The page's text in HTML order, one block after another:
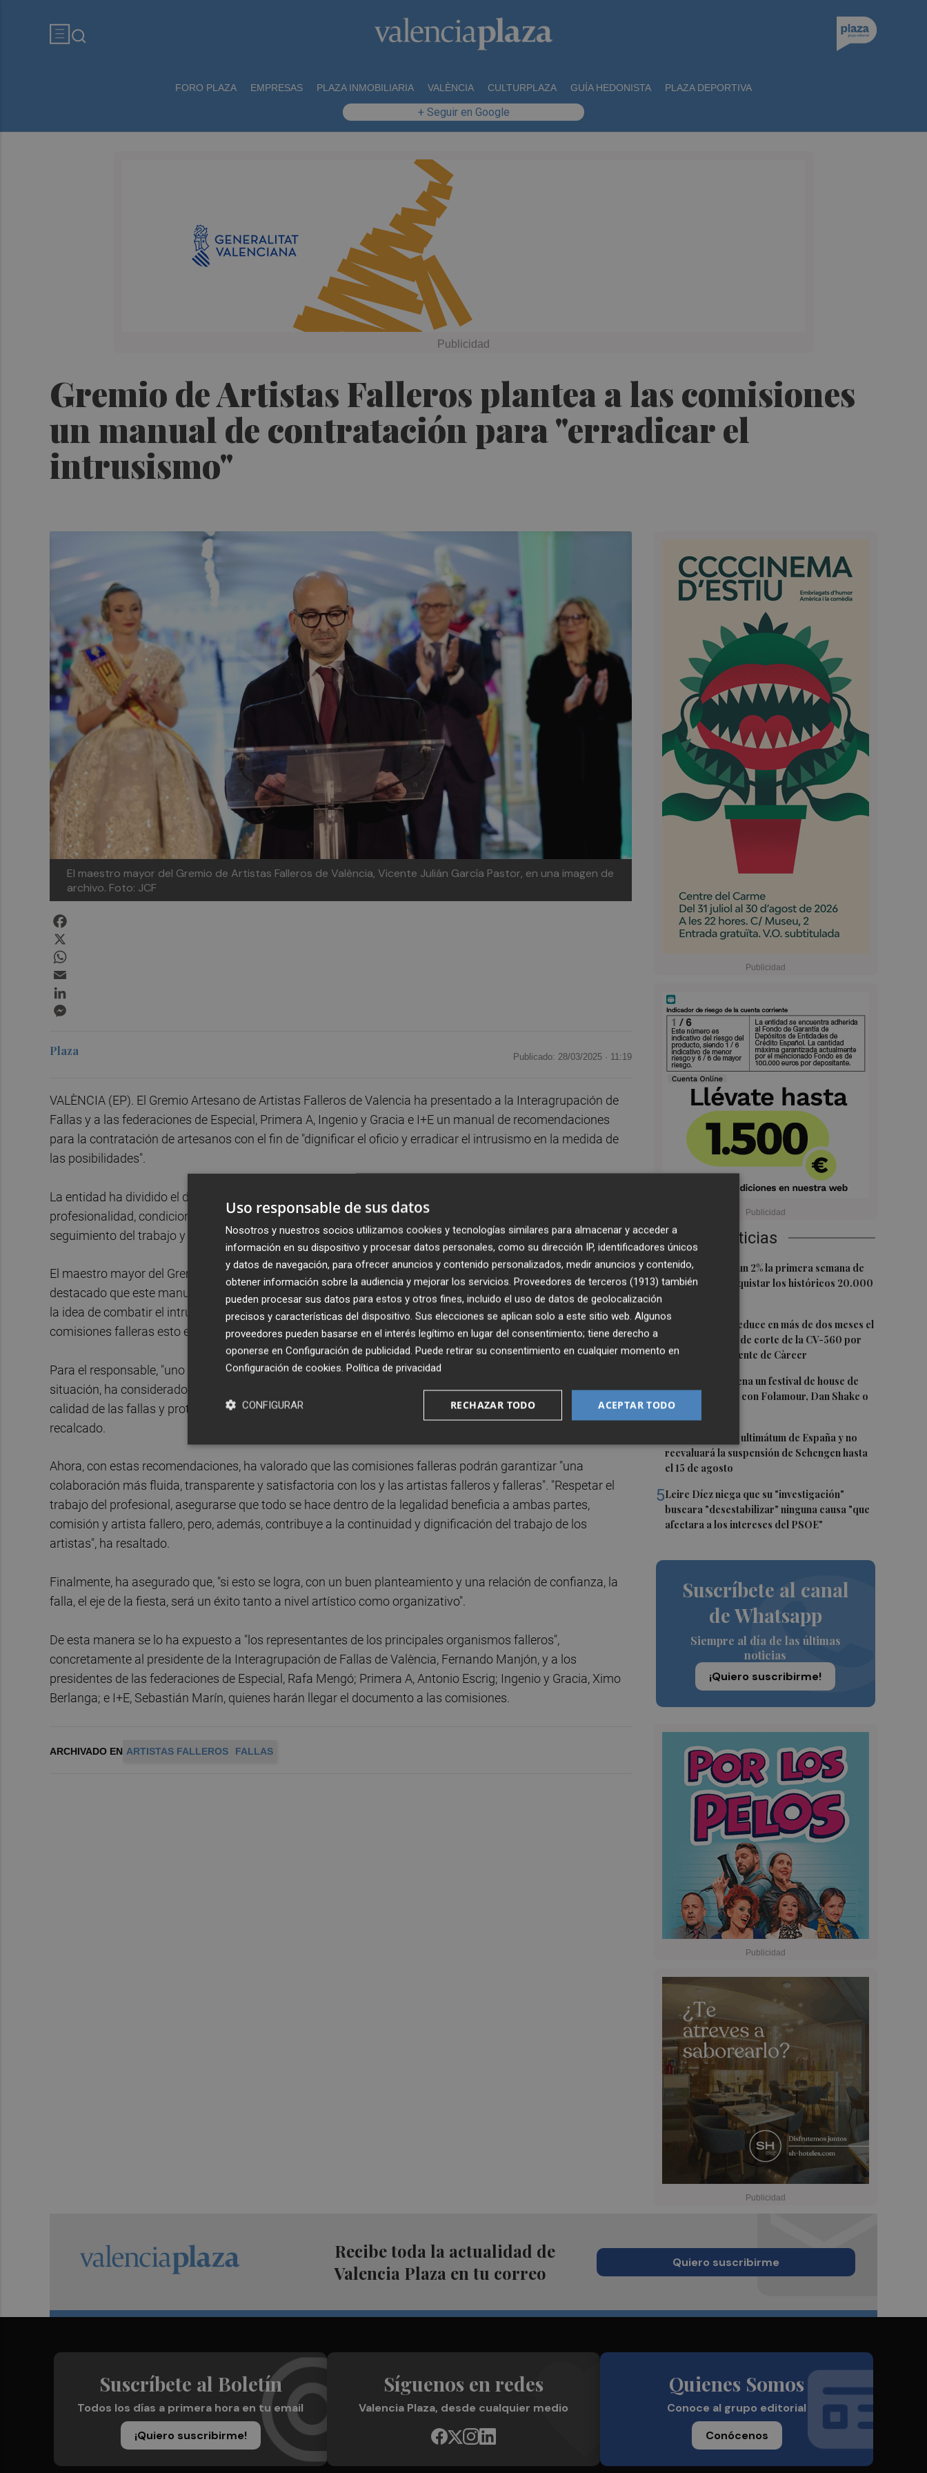
FORO PLAZA EMPRESAS PLAZA INMOBILIARIA VALÈNCIA CULTURPLAZA GUÍA HEDONISTA PLAZA DEPORTIVA
+ Seguir en Google
Gremio de Artistas Falleros plantea a las comisiones
un manual de contratación para "erradicar el
intrusismo"
El maestro mayor del Gremio de Artistas Falleros de València, Vicente Julián García Pastor, en una imagen de
archivo. Foto: JCF
Últimas Noticias
1El Ibex 35 sube un 2% la primera semana de
agosto tras conquistar los históricos 20.000
2 La Diputación reduce en más de dos meses el
tiempo previsto de corte de la CV-560 por
las obras del puente de Càrcer
Roig Arena estrena un festival de house de
más de 10 horas con Folamour, Dan Shake o
The Basement
Italia rechaza el ultimátum de España y no
reevaluará la suspensión de Schengen hasta
el 15 de agosto
5Leire Díez niega que su "investigación"
buscara "desestabilizar" ninguna causa "que
afectara a los intereses del PSOE"
Suscríbete al canal
de Whatsapp
Siempre al día de las últimas
noticias
¡Quiero suscribirme!
Plaza Publicado: 28/03/2025 · 11:19
VALÈNCIA (EP). El Gremio Artesano de Artistas Falleros de Valencia ha presentado a la Interagrupación de
Fallas y a las federaciones de Especial, Primera A, Ingenio y Gracia e I+E un manual de recomendaciones
para la contratación de artesanos con el fin de "dignificar el oficio y erradicar el intrusismo en la medida de
las posibilidades".
La entidad ha dividido el documento en seis apartados: trayectoria y experiencia, formación, acreditación y
profesionalidad, condiciones del taller, "claridad "en el presupuesto y colaboración con la comisión,
seguimiento del trabajo y "empatía y respeto" por el trabajo del artista.
El maestro mayor del Gremio Artesano de Artistas Falleros, Vicente Julián García
, en un comunicado, ha
destacado que este manual "se ha elaborado y entregado a las principales entidades del mundo fallero con
la idea de combatir el intrusismo y garantizar la calidad el oficio y su prestigio". "Sin el apoyo de las
comisiones falleras esto es imposible y por eso se lo hemos facilitado para su estudio", ha apuntado.
Para el responsable, "uno de los principales desafíos" del Gremio es el "intrusismo profesional". Ante esta
situación, ha considerado "de vital importancia contratar solo a profesionales acreditados para garantizar la
calidad de las fallas y proteger el oficio de artista fallero". "Y así se lo hemos hecho saber a todos", ha
recalcado.
Ahora, con estas recomendaciones, ha valorado que las comisiones falleras podrán garantizar "una
colaboración más fluida, transparente y satisfactoria con los y las artistas falleros y falleras". "Respetar el
trabajo del profesional, asegurarse que todo se hace dentro de la legalidad beneficia a ambas partes,
comisión y artista fallero, pero, además, contribuye a la continuidad y dignificación del trabajo de los
artistas", ha resaltado.
Finalmente, ha asegurado que, "si esto se logra, con un buen planteamiento y una relación de confianza, la
falla, el eje de la fiesta, será un éxito tanto a nivel artístico como organizativo".
De esta manera se lo ha expuesto a "los representantes de los principales organismos falleros",
concretamente al presidente de la Interagrupación de Fallas de València, Fernando Manjón, y a los
presidentes de las federaciones de Especial, Rafa Mengó; Primera A, Antonio Escrig; Ingenio y Gracia, Ximo
Berlanga; e I+E, Sebastián Marín, quienes harán llegar el documento a las comisiones.
ARCHIVADO EN ARTISTAS FALLEROS FALLAS
Recibe toda la actualidad de
Valencia Plaza en tu correo
Quiero suscribirme
Suscríbete al Boletín
Todos los días a primera hora en tu email
¡Quiero suscribirme!
Síguenos en redes
Valencia Plaza, desde cualquier medio
Quienes Somos
Conoce al grupo editorial
Conócenos
Uso responsable de sus datos
Nosotros y nuestros socios utilizamos cookies y tecnologías similares para almacenar y acceder a
información en su dispositivo y procesar datos personales, como su dirección IP, identificadores únicos
y datos de navegación, para ofrecer anuncios y contenido personalizados, medir anuncios y contenido,
obtener información sobre la audiencia y mejorar los servicios. Proveedores de terceros (1913) también
pueden procesar sus datos para estos y otros fines, incluido el uso de datos de geolocalización
precisos y características del dispositivo. Sus elecciones se aplican solo a este sitio web. Algunos
proveedores pueden basarse en el interés legítimo en lugar del consentimiento; tiene derecho a
oponerse en Configuración de publicidad. Puede retirar su consentimiento en cualquier momento en
Configuración de cookies. Política de privacidad
ACEPTAR TODO
RECHAZAR TODO
CONFIGURAR